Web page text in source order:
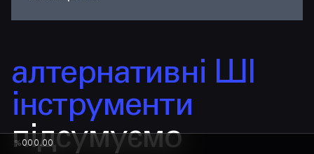
алтернативні ШІ
інструменти
підсумуємо
%000.00